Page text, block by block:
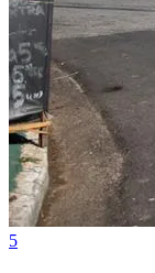
Vitória
5